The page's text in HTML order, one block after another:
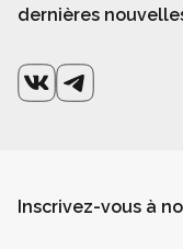
dernières
Inscrivez-vous à